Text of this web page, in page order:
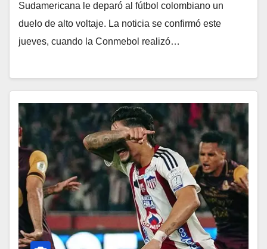
Sudamericana le deparó al fútbol colombiano un
duelo de alto voltaje. La noticia se confirmó este
jueves, cuando la Conmebol realizó…